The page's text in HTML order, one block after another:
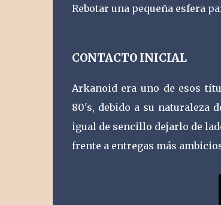
Rebotar una pequeña esfera
CONTACTO INICIAL
Arkanoid era uno de esos
80's, debido a su naturaleza
igual de sencillo dejarlo de
frente a entregas más